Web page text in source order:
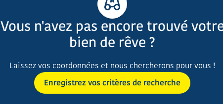
Vous n'avez pas encore trouvé
bien de rêve ?
Laissez vos coordonnées et nous chercherons pour vous !
Enregistrez vos critères de recherche